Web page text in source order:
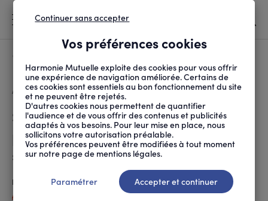
D'ARIANE
ACCUEIL SOCIÉTÉ INITIATIVES SOLIDAIRES SUPERMARCHÉS COOPÉRA...
Supermarchés coopératifs et
participatifs : quand les clients
sont les patrons
Publié le 18.10.2017
Angélique Pineau-Hamaguchi
Vos préférences cookies
Harmonie Mutuelle exploite des cookies pour vous offrir
une expérience de navigation améliorée. Certains de
ces cookies sont essentiels au bon fonctionnement du site
et ne peuvent être rejetés.
D'autres cookies nous permettent de quantifier
l'audience et de vous offrir des contenus et publicités
adaptés à vos besoins. Pour leur mise en place, nous
sollicitons votre autorisation préalable.
Vos préférences peuvent être modifiées à tout moment
sur notre page de mentions légales.
Continuer sans accepter
Paramétrer Accepter et continuer